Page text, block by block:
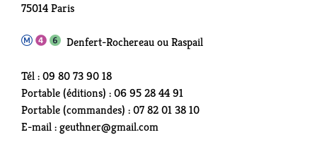
75014 Paris
Denfert-Rochereau ou Raspail
Tél : 09 80 73 90 18
Portable (éditions) : 06 95 28 44 91
Portable (commandes) : 07 82 01 38 10
E-mail : geuthner@gmail.com